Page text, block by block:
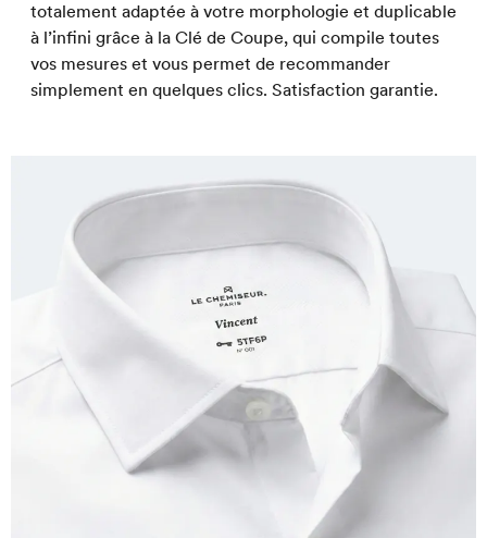
totalement adaptée à votre morphologie et duplicable
à l’infini grâce à la Clé de Coupe, qui compile toutes
vos mesures et vous permet de recommander
simplement en quelques clics. Satisfaction garantie.